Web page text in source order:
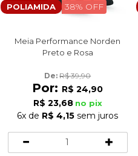
POLIAMIDA 38% OFF
Meia Performance Norden
Preto e Rosa
De: R$ 39,90
Por: R$ 24,90
R$ 23,68 no pix
6x de R$ 4,15 sem juros